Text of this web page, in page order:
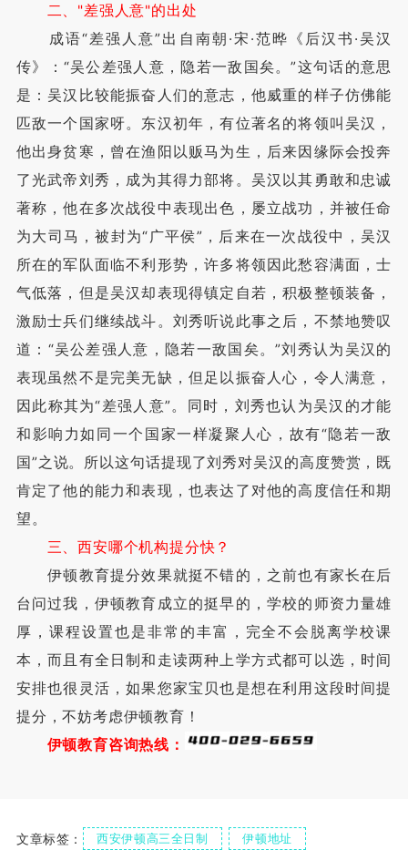
二、"差强人意"的出处
成语“差强人意”出自南朝·宋·范晔《后汉书·吴汉
传》：“吴公差强人意，隐若一敌国矣。”这句话的意思
是：吴汉比较能振奋人们的意志，他威重的样子仿佛能
匹敌一个国家呀。东汉初年，有位著名的将领叫吴汉，
他出身贫寒，曾在渔阳以贩马为生，后来因缘际会投奔
了光武帝刘秀，成为其得力部将。吴汉以其勇敢和忠诚
著称，他在多次战役中表现出色，屡立战功，并被任命
为大司马，被封为“广平侯”，后来在一次战役中，吴汉
所在的军队面临不利形势，许多将领因此愁容满面，士
气低落，但是吴汉却表现得镇定自若，积极整顿装备，
激励士兵们继续战斗。刘秀听说此事之后，不禁地赞叹
道：“吴公差强人意，隐若一敌国矣。”刘秀认为吴汉的
表现虽然不是完美无缺，但足以振奋人心，令人满意，
因此称其为“差强人意”。同时，刘秀也认为吴汉的才能
和影响力如同一个国家一样凝聚人心，故有“隐若一敌
国”之说。所以这句话提现了刘秀对吴汉的高度赞赏，既
肯定了他的能力和表现，也表达了对他的高度信任和期
望。
三、西安哪个机构提分快？
伊顿教育提分效果就挺不错的，之前也有家长在后
台问过我，伊顿教育成立的挺早的，学校的师资力量雄
厚，课程设置也是非常的丰富，完全不会脱离学校课
本，而且有全日制和走读两种上学方式都可以选，时间
安排也很灵活，如果您家宝贝也是想在利用这段时间提
提分，不妨考虑伊顿教育！
伊顿教育咨询热线：
文章标签： 西安伊顿高三全日制 伊顿地址